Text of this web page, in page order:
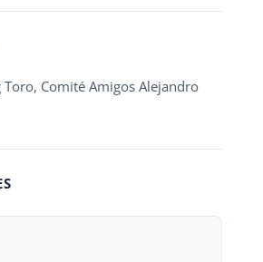
Toro, Comité Amigos Alejandro